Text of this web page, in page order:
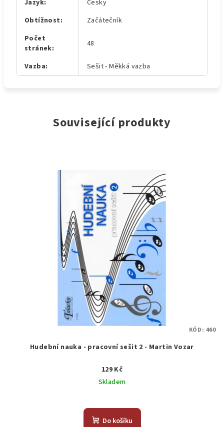
Jazyk:
Česky
Obtížnost:
Začátečník
Počet
stránek: 48
Vazba: Sešit - Měkká vazba
Související produkty
Hudební nauka - pracovní sešit 2 - Martin Vozar
129 Kč
Skladem
Do košíku
KÓD: 460